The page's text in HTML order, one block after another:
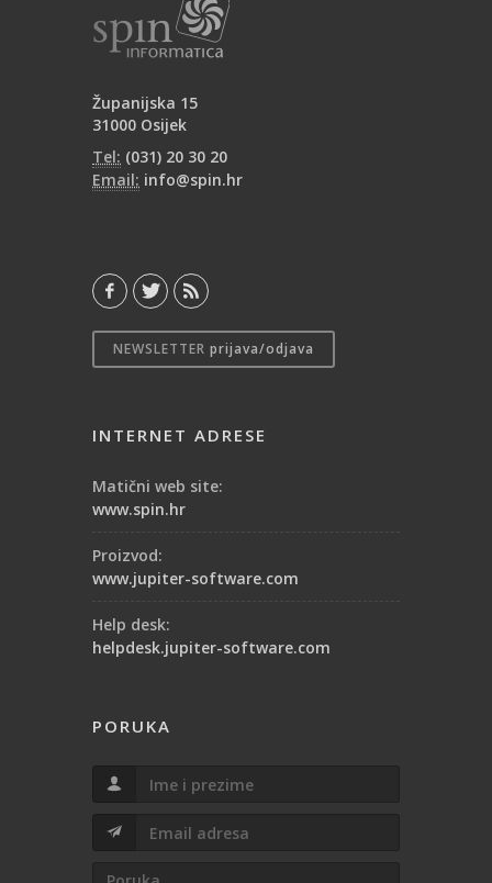
Županijska 15
31000 Osijek
Tel: (031) 20 30 20
Email: info@spin.hr
NEWSLETTER prijava/odjava
INTERNET ADRESE
Matični web site:
www.spin.hr
Proizvod:
www.jupiter-software.com
Help desk:
helpdesk.jupiter-software.com
PORUKA